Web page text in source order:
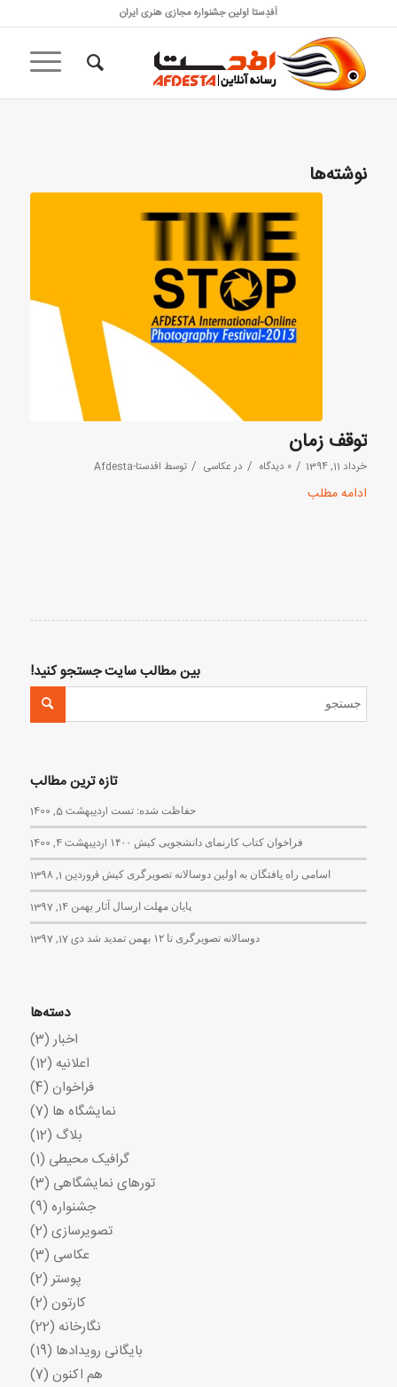
اَفدِستا اولین جشنواره مجازی هنری ایران
نوشته‌ها
توقف زمان
خرداد 11, 1394 / 0 دیدگاه / در عکاسی / توسط افدستا-Afdesta
ادامه مطلب
بین مطالب سایت جستجو کنید!
تازه ترین مطالب
حفاظت شده: تست اردیبهشت 5, 1400
فراخوان کتاب کارنمای دانشجویی کیش ۱۴۰۰ اردیبهشت 4, 1400
اسامی راه یافتگان به اولین دوسالانه تصویرگری کیش فروردین 1, 1398
پایان مهلت ارسال آثار بهمن 14, 1397
دوسالانه تصویرگری تا ۱۲ بهمن تمدید شد دی 17, 1397
دسته‌ها
اخبار (3)
اعلانیه (12)
فراخوان (4)
نمایشگاه ها (7)
بلاگ (12)
گرافیک محیطی (1)
تورهای نمایشگاهی (3)
جشنواره (9)
تصویرسازی (2)
عکاسی (3)
پوستر (2)
کارتون (2)
نگارخانه (22)
بایگانی رویدادها (19)
هم اکنون (7)